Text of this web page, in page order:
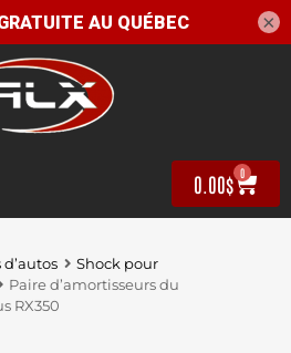
0.00$ 0
d’autos
Shock pour
Paire d’amortisseurs du
RX350
×